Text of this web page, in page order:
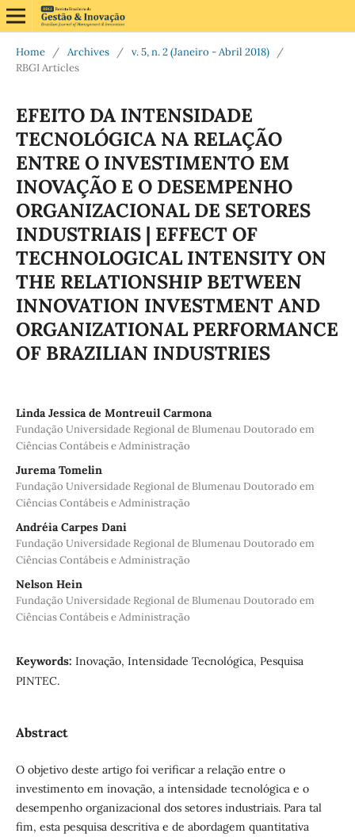
Home / Archives / v. 5, n. 2 (Janeiro - Abril 2018)
/
RBGI Articles
EFEITO DA INTENSIDADE
TECNOLÓGICA NA RELAÇÃO
ENTRE O INVESTIMENTO EM
INOVAÇÃO E O DESEMPENHO
ORGANIZACIONAL DE SETORES
INDUSTRIAIS | EFFECT OF
TECHNOLOGICAL INTENSITY ON
THE RELATIONSHIP BETWEEN
INNOVATION INVESTMENT AND
ORGANIZATIONAL PERFORMANCE
OF BRAZILIAN INDUSTRIES
Linda Jessica de Montreuil Carmona
Fundação Universidade Regional de Blumenau Doutorado em
Ciências Contábeis e Administração
Jurema Tomelin
Fundação Universidade Regional de Blumenau Doutorado em
Ciências Contábeis e Administração
Andréia Carpes Dani
Fundação Universidade Regional de Blumenau Doutorado em
Ciências Contábeis e Administração
Nelson Hein
Fundação Universidade Regional de Blumenau Doutorado em
Ciências Contábeis e Administração
Keywords: Inovação, Intensidade Tecnológica, Pesquisa
PINTEC.
Abstract
O objetivo deste artigo foi verificar a relação entre o
investimento em inovação, a intensidade tecnológica e o
desempenho organizacional dos setores industriais. Para tal
fim, esta pesquisa descritiva e de abordagem quantitativa